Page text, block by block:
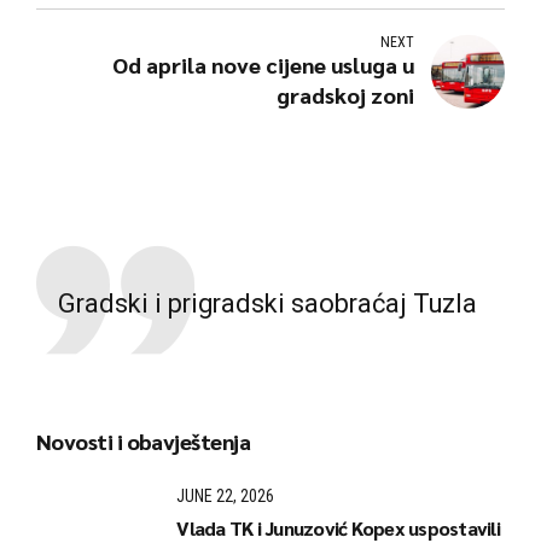
NEXT
Od aprila nove cijene usluga u
gradskoj zoni
Gradski i prigradski saobraćaj Tuzla
Novosti i obavještenja
JUNE 22, 2026
Vlada TK i Junuzović Kopex uspostavili